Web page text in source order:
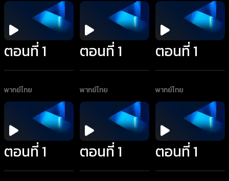
ตอนที่ 1
พากย์ไทย
ตอนที่ 1
พากย์ไทย
ตอนที่ 1
พากย์ไทย
ตอนที่ 1 ตอนที่ 1 ตอนที่ 1